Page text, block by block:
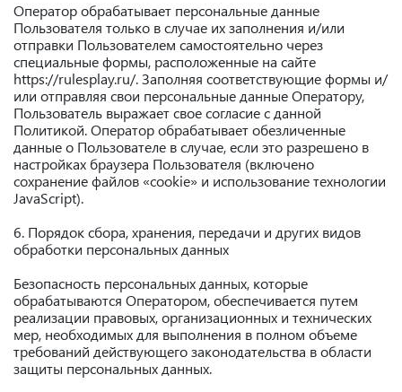
Оператор обрабатывает персональные данные
Пользователя только в случае их заполнения и/или
отправки Пользователем самостоятельно через
специальные формы, расположенные на сайте
https://rulesplay.ru/. Заполняя соответствующие формы и/
или отправляя свои персональные данные Оператору,
Пользователь выражает свое согласие с данной
Политикой. Оператор обрабатывает обезличенные
данные о Пользователе в случае, если это разрешено в
настройках браузера Пользователя (включено
сохранение файлов «cookie» и использование технологии
JavaScript).
6. Порядок сбора, хранения, передачи и других видов
обработки персональных данных
Безопасность персональных данных, которые
обрабатываются Оператором, обеспечивается путем
реализации правовых, организационных и технических
мер, необходимых для выполнения в полном объеме
требований действующего законодательства в области
защиты персональных данных.